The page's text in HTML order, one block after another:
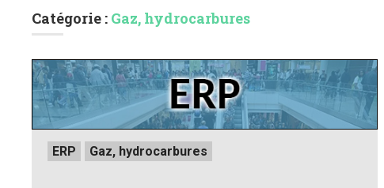
Catégorie : Gaz, hydrocarbures
Posted
inERP Gaz, hydrocarbures